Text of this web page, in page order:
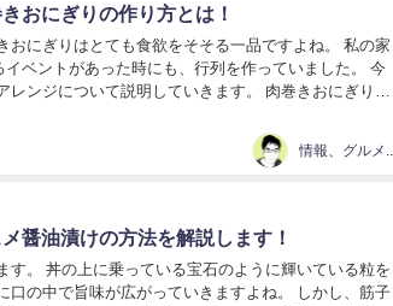
おにぎりの作り方とは！
おにぎりはとても食欲をそそる一品ですよね。 私の家
ベントがあった時にも、行列を作っていました。 今
ンジについて説明していきます。 肉巻きおにぎりと
醤油漬けの方法を解説します！
す。 丼の上に乗っている宝石のように輝いている粒を
口の中で旨味が広がっていきますよね。 しかし、筋子